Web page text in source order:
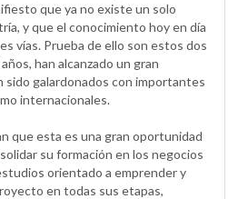
que ya no existe un solo
y que el conocimiento hoy en día
vías. Prueba de ello son estos dos
han alcanzado un gran
sido galardonados con importantes
internacionales.
que esta es una gran oportunidad
su formación en los negocios
orientado a emprender y
en todas sus etapas,